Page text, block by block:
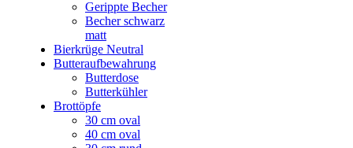
Gerippte Becher
Becher schwarz
matt
Bierkrüge Neutral
Butteraufbewahrung
Butterdose
Butterkühler
Brottöpfe
30 cm oval
40 cm oval